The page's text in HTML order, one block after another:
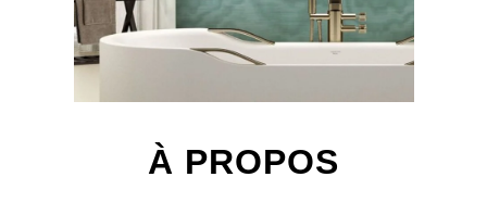
À PROPOS